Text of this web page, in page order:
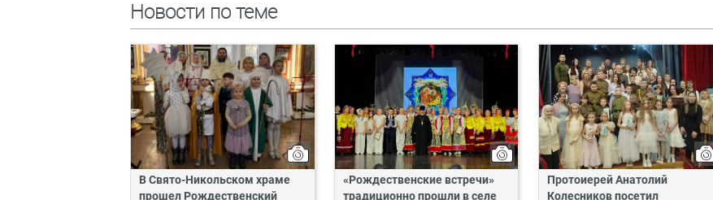
Новости по теме
В Свято-Никольском храме
прошел Рождественский
«Рождественские встречи»
традиционно прошли в селе
Протоиерей Анатолий
Колесников посетил